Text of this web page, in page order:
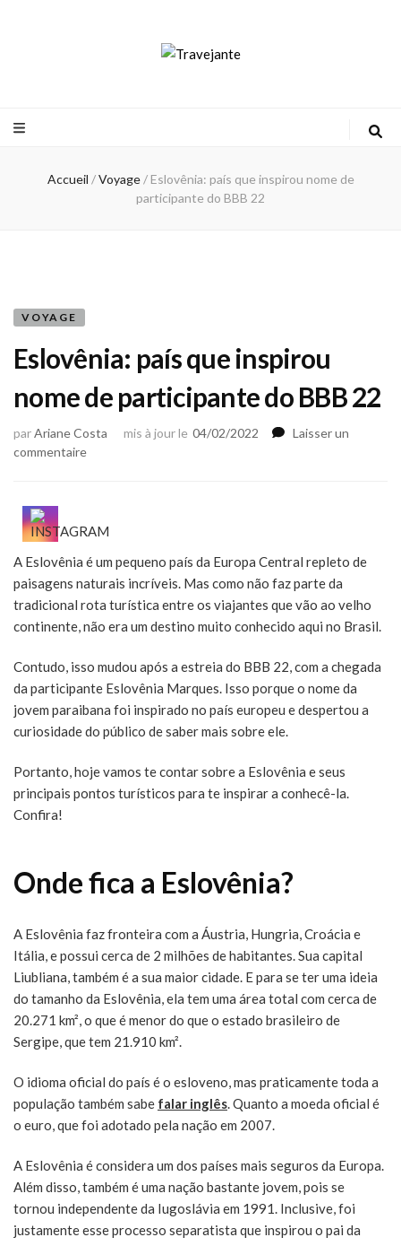
Travejante
Accueil / Voyage/ Eslovênia: país que inspirou nome de
participante do BBB 22
VOYAGE
Eslovênia: país que inspirou
nome de participante do BBB 22
parAriane Costa mis à jour le 04/02/2022
Laisser un
commentairesur
inspirou
de
participante
do
BBB
A Eslovênia é um pequeno país da Europa Central repleto de
paisagens naturais incríveis. Mas como não faz parte da
tradicional rota turística entre os viajantes que vão ao velho
continente, não era um destino muito conhecido aqui no Brasil.
Contudo, isso mudou após a estreia do BBB 22, com a chegada
da participante Eslovênia Marques. Isso porque o nome da
jovem paraibana foi inspirado no país europeu e despertou a
curiosidade do público de saber mais sobre ele.
Portanto, hoje vamos te contar sobre a Eslovênia e seus
principais pontos turísticos para te inspirar a conhecê-la.
Confira!
Onde fica a Eslovênia?
A Eslovênia faz fronteira com a Áustria, Hungria, Croácia e
Itália, e possui cerca de 2 milhões de habitantes. Sua capital
Liubliana, também é a sua maior cidade. E para se ter uma ideia
do tamanho da Eslovênia, ela tem uma área total com cerca de
20.271 km², o que é menor do que o estado brasileiro de
Sergipe, que tem 21.910 km².
O idioma oficial do país é o esloveno, mas praticamente toda a
população também sabe falar inglês. Quanto a moeda oficial é
o euro, que foi adotado pela nação em 2007.
A Eslovênia é considera um dos países mais seguros da Europa.
Além disso, também é uma nação bastante jovem, pois se
tornou independente da Iugoslávia em 1991. Inclusive, foi
justamente esse processo separatista que inspirou o pai da